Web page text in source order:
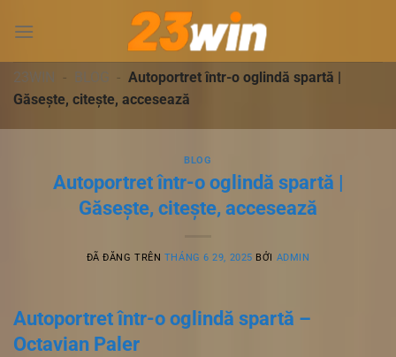
đến
dung23WIN - BLOG - Autoportret într-o oglindă spartă |
Găsește, citește, accesează
BLOG
Autoportret într-o oglindă spartă |
Găsește, citește, accesează
ĐÃ ĐĂNG TRÊN THÁNG 6 29, 2025 BỞI ADMIN
Autoportret într-o oglindă spartă –
Octavian Paler